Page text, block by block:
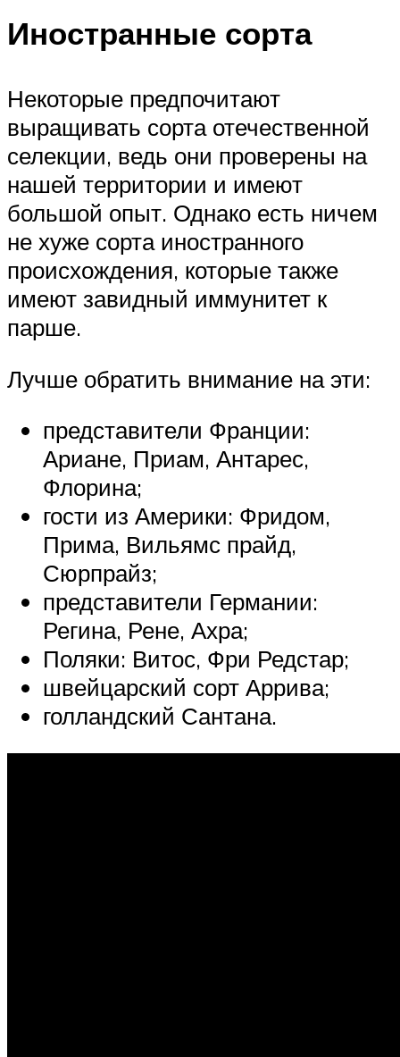
Иностранные сорта
Некоторые предпочитают
выращивать сорта отечественной
селекции, ведь они проверены на
нашей территории и имеют
большой опыт. Однако есть ничем
не хуже сорта иностранного
происхождения, которые также
имеют завидный иммунитет к
парше.
Лучше обратить внимание на эти:
представители Франции:
Ариане, Приам, Антарес,
Флорина;
гости из Америки: Фридом,
Прима, Вильямс прайд,
Сюрпрайз;
представители Германии:
Регина, Рене, Ахра;
Поляки: Витос, Фри Редстар;
швейцарский сорт Аррива;
голландский Сантана.